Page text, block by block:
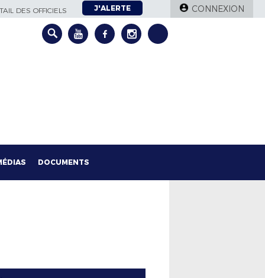
DES OFFICIELS J'ALERTE CONNEXION
DOCUMENTS